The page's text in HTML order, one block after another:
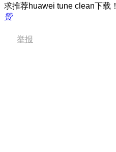
求推荐huawei tune clean下载！
赞
举报